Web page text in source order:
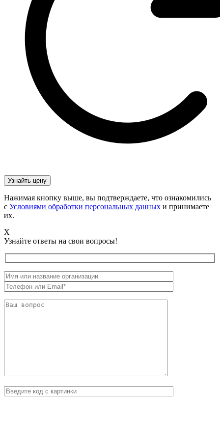
Нажимая кнопку выше, вы подтверждаете, что ознакомились
с Условиями обработки персональных данных и принимаете
их.
X
Узнайте ответы на свои вопросы!